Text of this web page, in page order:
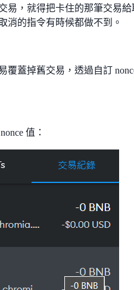
易，就得把卡住的那筆交易給
消的指令有時候都做不到。
覆蓋掉舊交易，透過自訂
值：